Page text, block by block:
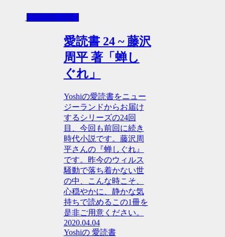
Yoshiの 愛読書
愛読書 24 ~ 藤沢
周平 著「蝉し
ぐれ」
Yoshiの愛読書をニュー
ジーランドからお届け
するシリーズの24回
目、今回も前回に続き
時代小説です。藤沢周
平さんの『蝉しぐれ』
です。昨今のウィルス
騒動で落ち着かない世
の中、こんな時こそ、
心穏やかに、静かな気
持ちで読めるこの1冊を
是非ご用意ください。
2020.04.04
Yoshiの 愛読書